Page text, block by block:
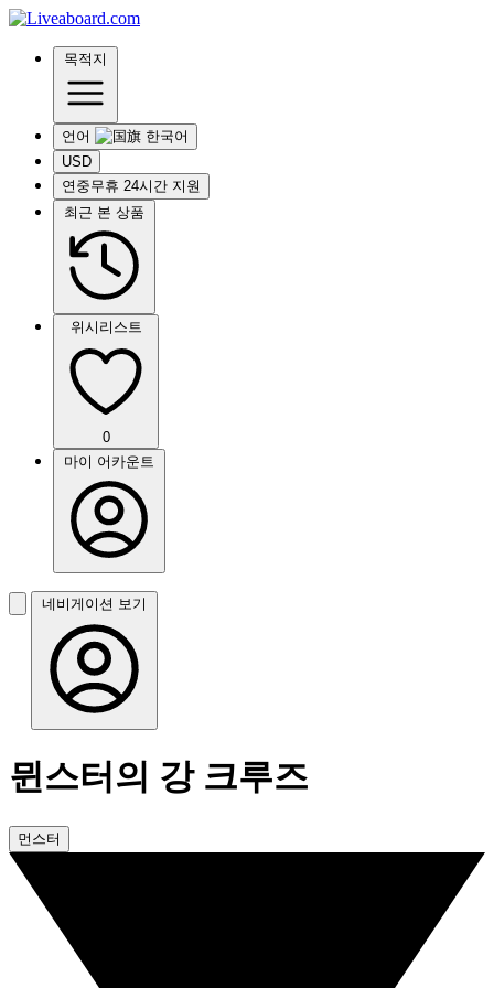
목적지
언어
USD
연중무휴 24시간 지원
최근 본 상품
위시리스트
0
마이 어카운트
네비게이션 보기
뮌스터의 강 크루즈
먼스터